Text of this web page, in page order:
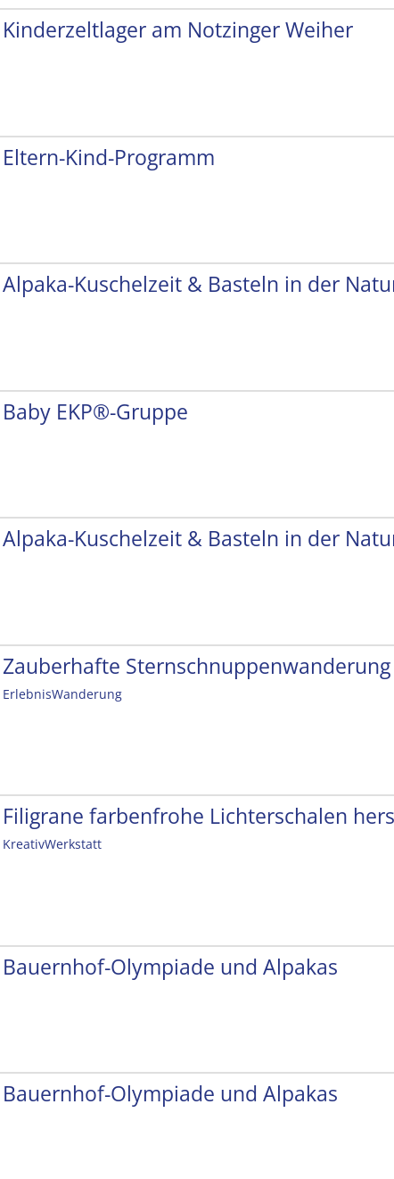
Kinderzeltlager am Notzinger Weiher
Eltern-Kind-Programm
Alpaka-Kuschelzeit & Basteln in der
Baby EKP®-Gruppe
Alpaka-Kuschelzeit & Basteln in der
Zauberhafte Sternschnuppenwanderung
ErlebnisWanderung
Filigrane farbenfrohe Lichterschalen
KreativWerkstatt
Bauernhof-Olympiade und Alpakas
Bauernhof-Olympiade und Alpakas